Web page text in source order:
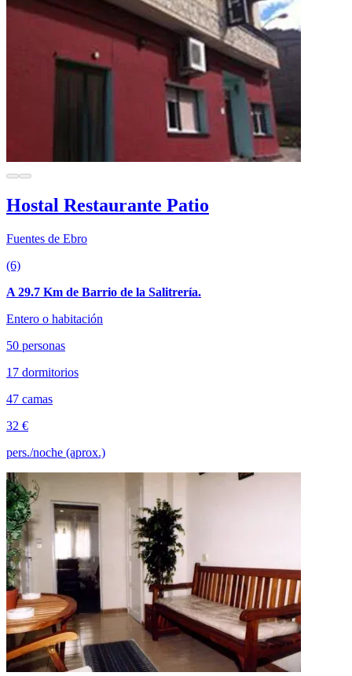
Hostal Restaurante Patio
Fuentes de Ebro
(6)
A 29.7 Km de Barrio de la Salitrería.
Entero o habitación
50 personas
17 dormitorios
47 camas
32 €
pers./noche (aprox.)